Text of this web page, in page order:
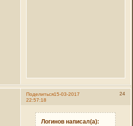
Поделиться 24
15-03-2017
22:57:18
Логинов написал(а):